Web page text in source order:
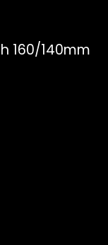
160/140mm